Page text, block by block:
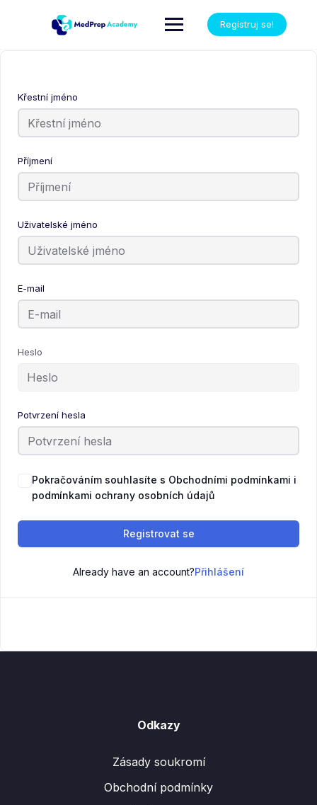
Registruj se!
Křestní jméno
Příjmení
Uživatelské jméno
E-mail
Heslo
Potvrzení hesla
Pokračováním souhlasíte s Obchodními podmínkami i
podmínkami ochrany osobních údajů
Registrovat se
Already have an account?Přihlášení
Odkazy
Zásady soukromí
Obchodní podmínky